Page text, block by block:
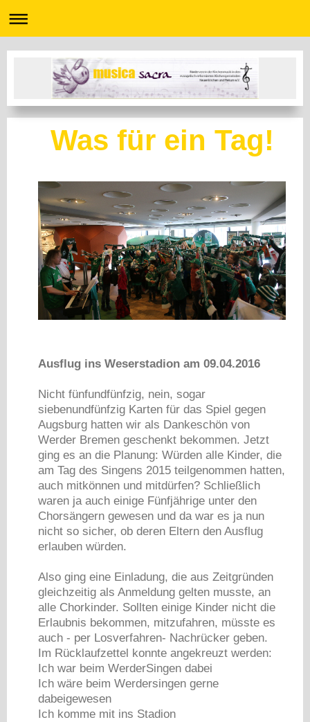
Was für ein Tag!
Ausflug ins Weserstadion am 09.04.2016
Nicht fünfundfünfzig, nein, sogar
siebenundfünfzig Karten für das Spiel gegen
Augsburg hatten wir als Dankeschön von
Werder Bremen geschenkt bekommen. Jetzt
ging es an die Planung: Würden alle Kinder, die
am Tag des Singens 2015 teilgenommen hatten,
auch mitkönnen und mitdürfen? Schließlich
waren ja auch einige Fünfjährige unter den
Chorsängern gewesen und da war es ja nun
nicht so sicher, ob deren Eltern den Ausflug
erlauben würden.
Also ging eine Einladung, die aus Zeitgründen
gleichzeitig als Anmeldung gelten musste, an
alle Chorkinder. Sollten einige Kinder nicht die
Erlaubnis bekommen, mitzufahren, müsste es
auch - per Losverfahren- Nachrücker geben.
Im Rücklaufzettel konnte angekreuzt werden:
Ich war beim WerderSingen dabei
Ich wäre beim Werdersingen gerne
dabeigewesen
Ich komme mit ins Stadion